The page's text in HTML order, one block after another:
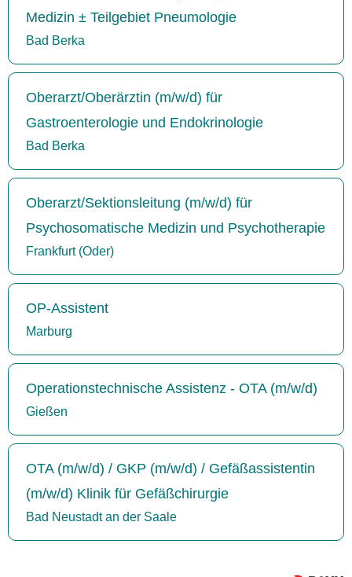
Medizin ± Teilgebiet Pneumologie
Bad Berka
Oberarzt/Oberärztin (m/w/d) für
Gastroenterologie und Endokrinologie
Bad Berka
Oberarzt/Sektionsleitung (m/w/d) für
Psychosomatische Medizin und Psychotherapie
Frankfurt (Oder)
OP-Assistent
Marburg
Operationstechnische Assistenz - OTA (m/w/d)
Gießen
OTA (m/w/d) / GKP (m/w/d) / Gefäßassistentin
(m/w/d) Klinik für Gefäßchirurgie
Bad Neustadt an der Saale